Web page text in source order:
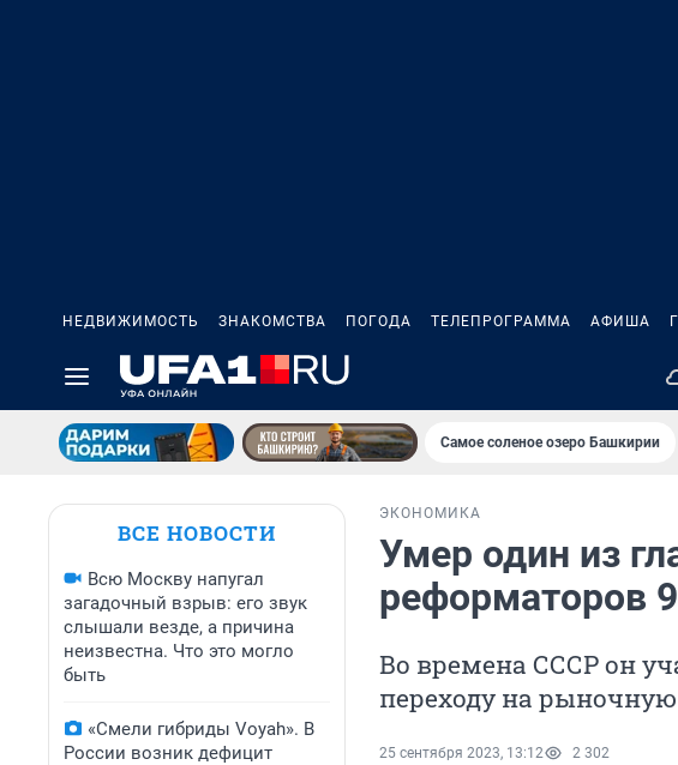
НЕДВИЖИМОСТЬ ЗНАКОМСТВА ПОГОДА ТЕЛЕПРОГРАММА АФИША
Самое соленое озеро Башкирии
ВСЕ НОВОСТИ
Всю Москву напугал
загадочный взрыв: его звук
слышали везде, а причина
неизвестна. Что это могло
быть
«Смели гибриды Voyah». В
России возник дефицит
ЭКОНОМИКА
Умер один из
реформаторов
Во времена СССР он
переходу на
25 сентября 2023, 13:12 2 302